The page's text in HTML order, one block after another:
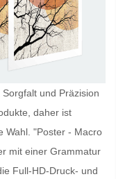
und Präzision
daher ist
Wahl. "Poster - Macro
mit einer Grammatur
Full-HD-Druck- und